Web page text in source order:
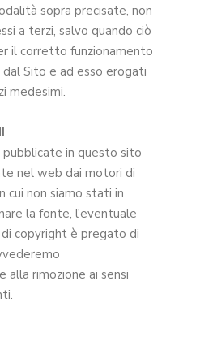
sopra precisate, non
a terzi, salvo quando ciò
il corretto funzionamento
Sito e ad esso erogati
medesimi.
pubblicate in questo sito
nel web dai motori di
cui non siamo stati in
la fonte, l'eventuale
copyright è pregato di
alla rimozione ai sensi